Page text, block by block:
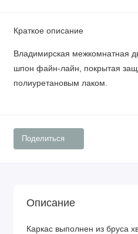
Краткое описание
Владимирская межкомнатная
шпон файн-лайн, покрытая
полиуретановым лаком.
Поделиться
Описание
Каркас выполнен из бруса